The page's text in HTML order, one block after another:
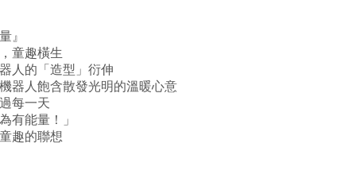
』
童趣橫生
人的「造型」衍伸
器人飽含散發光明的溫暖心意
每一天
有能量！」
趣的聯想